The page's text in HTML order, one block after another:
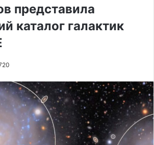
представила
каталог галактик